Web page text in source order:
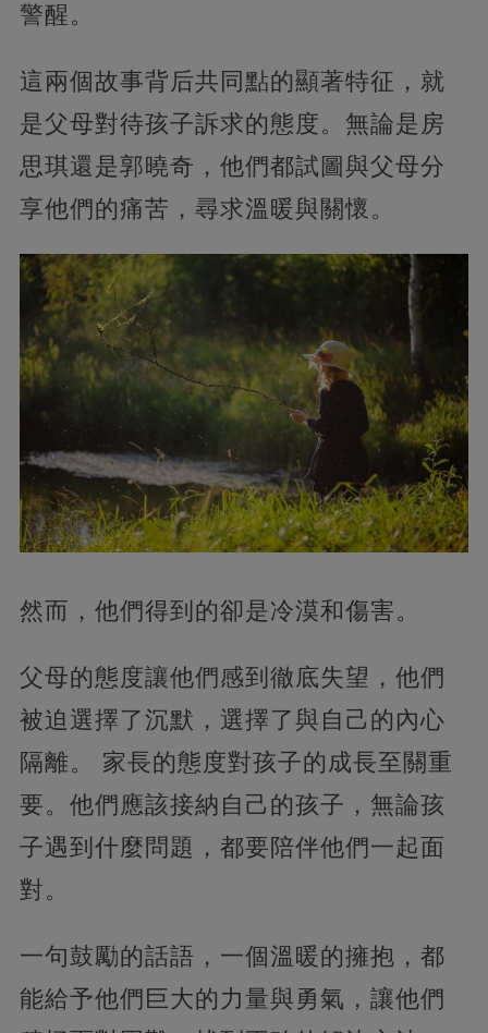
警醒。
這兩個故事背后共同點的顯著特征，就
是父母對待孩子訴求的態度。無論是房
思琪還是郭曉奇，他們都試圖與父母分
享他們的痛苦，尋求溫暖與關懷。
然而，他們得到的卻是冷漠和傷害。
父母的態度讓他們感到徹底失望，他們
被迫選擇了沉默，選擇了與自己的內心
隔離。 家長的態度對孩子的成長至關重
要。他們應該接納自己的孩子，無論孩
子遇到什麼問題，都要陪伴他們一起面
對。
一句鼓勵的話語，一個溫暖的擁抱，都
能給予他們巨大的力量與勇氣，讓他們